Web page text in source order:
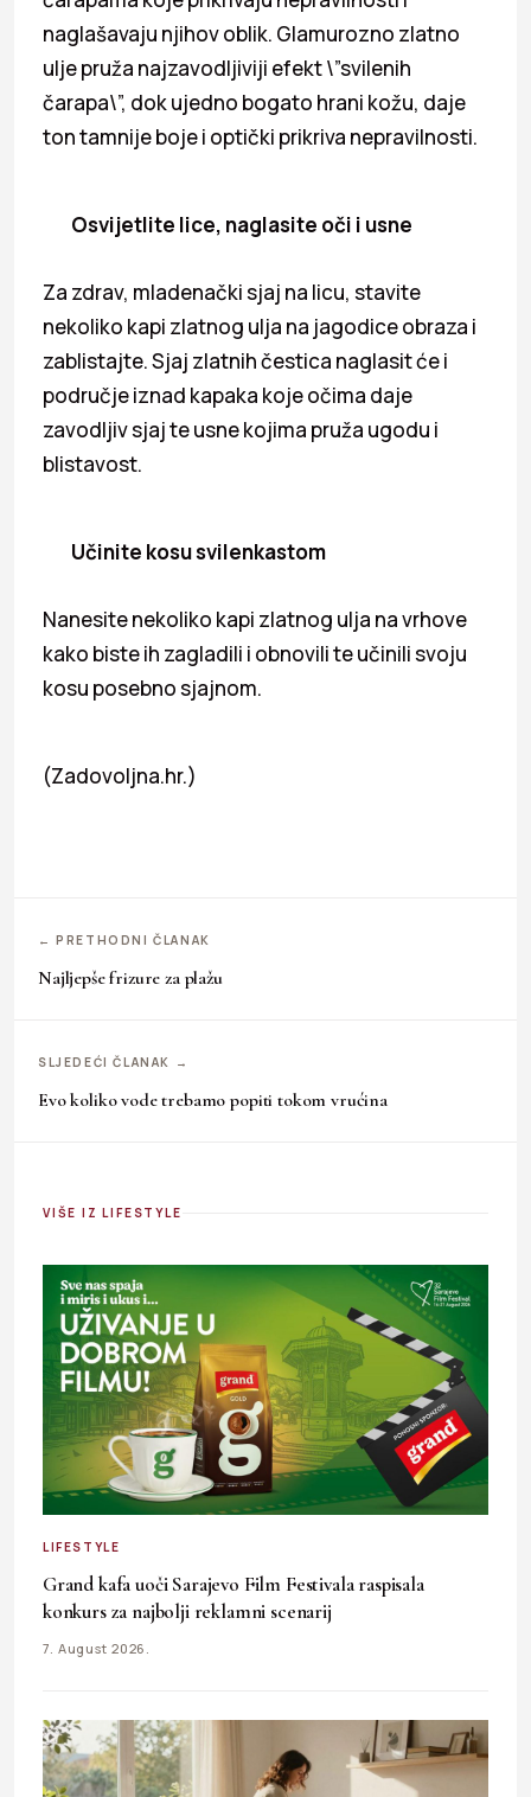
naglašavaju njihov oblik. Glamurozno zlatno
ulje pruža najzavodljiviji efekt \”svilenih
čarapa\”, dok ujedno bogato hrani kožu, daje
ton tamnije boje i optički prikriva nepravilnosti.
Osvijetlite lice, naglasite oči i usne
Za zdrav, mladenački sjaj na licu, stavite
nekoliko kapi zlatnog ulja na jagodice obraza i
zablistajte. Sjaj zlatnih čestica naglasit će i
područje iznad kapaka koje očima daje
zavodljiv sjaj te usne kojima pruža ugodu i
blistavost.
Učinite kosu svilenkastom
Nanesite nekoliko kapi zlatnog ulja na vrhove
kako biste ih zagladili i obnovili te učinili svoju
kosu posebno sjajnom.
(Zadovoljna.hr.)
← PRETHODNI ČLANAK
Najljepše frizure za plažu
SLJEDEĆI ČLANAK →
Evo koliko vode trebamo popiti tokom vrućina
VIŠE IZ LIFESTYLE
LIFESTYLE
Grand kafa uoči Sarajevo Film Festivala raspisala
konkurs za najbolji reklamni scenarij
7. August 2026.